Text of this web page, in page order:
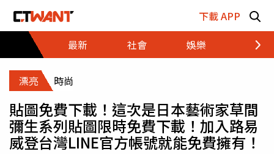
下載 APP
最新
社會 娛樂 財經
漂亮 時尚
貼圖免費下載！這次是日本藝術家草間
彌生系列貼圖限時免費下載！加入路易
威登台灣LINE官方帳號就能免費擁有！